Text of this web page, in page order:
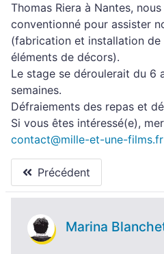
Thomas Riera à Nantes,
conventionné pour assister
(fabrication et installation
éléments de décors).
Le stage se déroulerait du 6
semaines.
Défraiements des repas et
Si vous êtes intéressé(e),
contact@mille-et-une-films.fr
Précédent
Marina